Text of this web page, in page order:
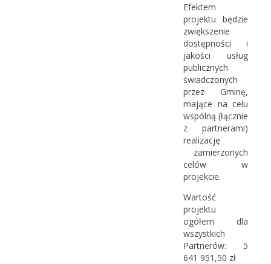
Efektem
projektu będzie
zwiększenie
dostępności i
jakości usług
publicznych
świadczonych
przez Gminę,
mające na celu
wspólną (łącznie
z partnerami)
realizację
zamierzonych
celów w
projekcie.
Wartość
projektu
ogółem dla
wszystkich
Partnerów: 5
641 951,50 zł